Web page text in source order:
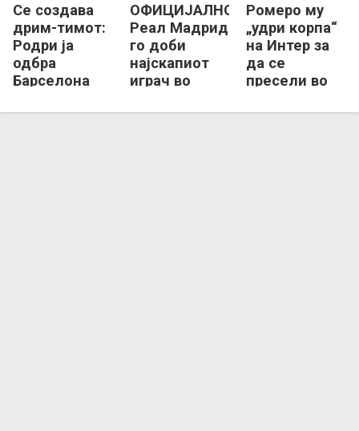
Се создава
дрим-тимот:
Родри ја
одбра
Барселона
Мадрид!
ОФИЦИЈАЛНО:
Реал Мадрид
го доби
најскапиот
играч во
Ромеро му
„удри корпа“
на Интер за
да се
пресели во